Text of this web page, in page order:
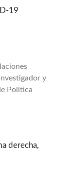
19
y
Política
derecha,